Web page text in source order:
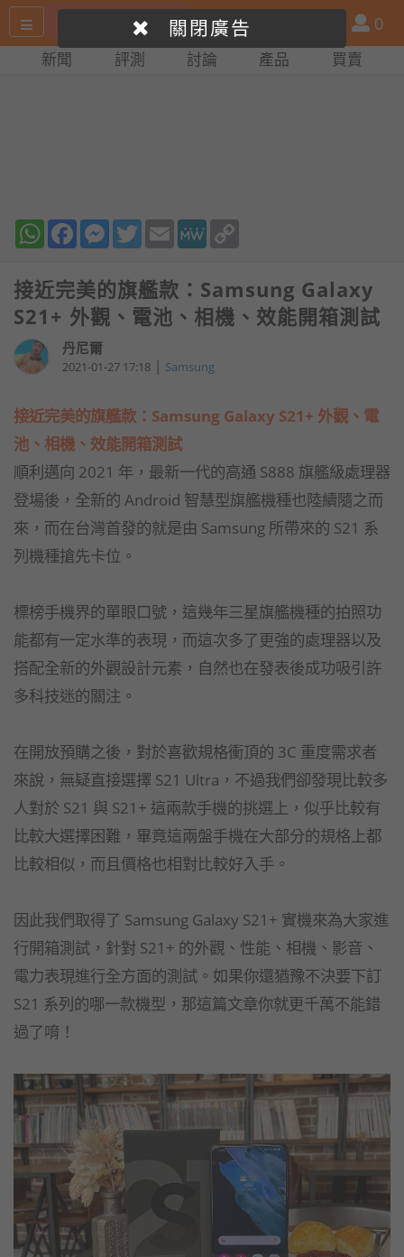
尋
產
品
比
會
員
0
新聞 評測 討論 產品 買賣
WhatsAppFacebookMessenger
TwitterEmail MeWe
接近完美的旗艦款：Samsung Galaxy
S21+ 外觀、電池、相機、效能開箱測試
丹尼爾
2021-01-27 17:18 | Samsung
接近完美的旗艦款：Samsung Galaxy S21+ 外觀、電
池、相機、效能開箱測試
順利邁向 2021 年，最新一代的高通 S888 旗艦級處理器
登場後，全新的 Android 智慧型旗艦機種也陸續隨之而
來，而在台灣首發的就是由 Samsung 所帶來的 S21 系
列機種搶先卡位。
標榜手機界的單眼口號，這幾年三星旗艦機種的拍照功
能都有一定水準的表現，而這次多了更強的處理器以及
搭配全新的外觀設計元素，自然也在發表後成功吸引許
多科技迷的關注。
在開放預購之後，對於喜歡規格衝頂的 3C 重度需求者
來說，無疑直接選擇 S21 Ultra，不過我們卻發現比較多
人對於 S21 與 S21+ 這兩款手機的挑選上，似乎比較有
比較大選擇困難，畢竟這兩盤手機在大部分的規格上都
比較相似，而且價格也相對比較好入手。
因此我們取得了 Samsung Galaxy S21+ 實機來為大家進
行開箱測試，針對 S21+ 的外觀、性能、相機、影音、
電力表現進行全方面的測試。如果你還猶豫不決要下訂
S21 系列的哪一款機型，那這篇文章你就更千萬不能錯
過了唷！
關閉廣告